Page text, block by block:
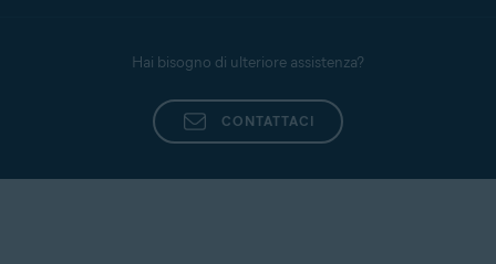
Hai bisogno di ulteriore assistenza?
CONTATTACI